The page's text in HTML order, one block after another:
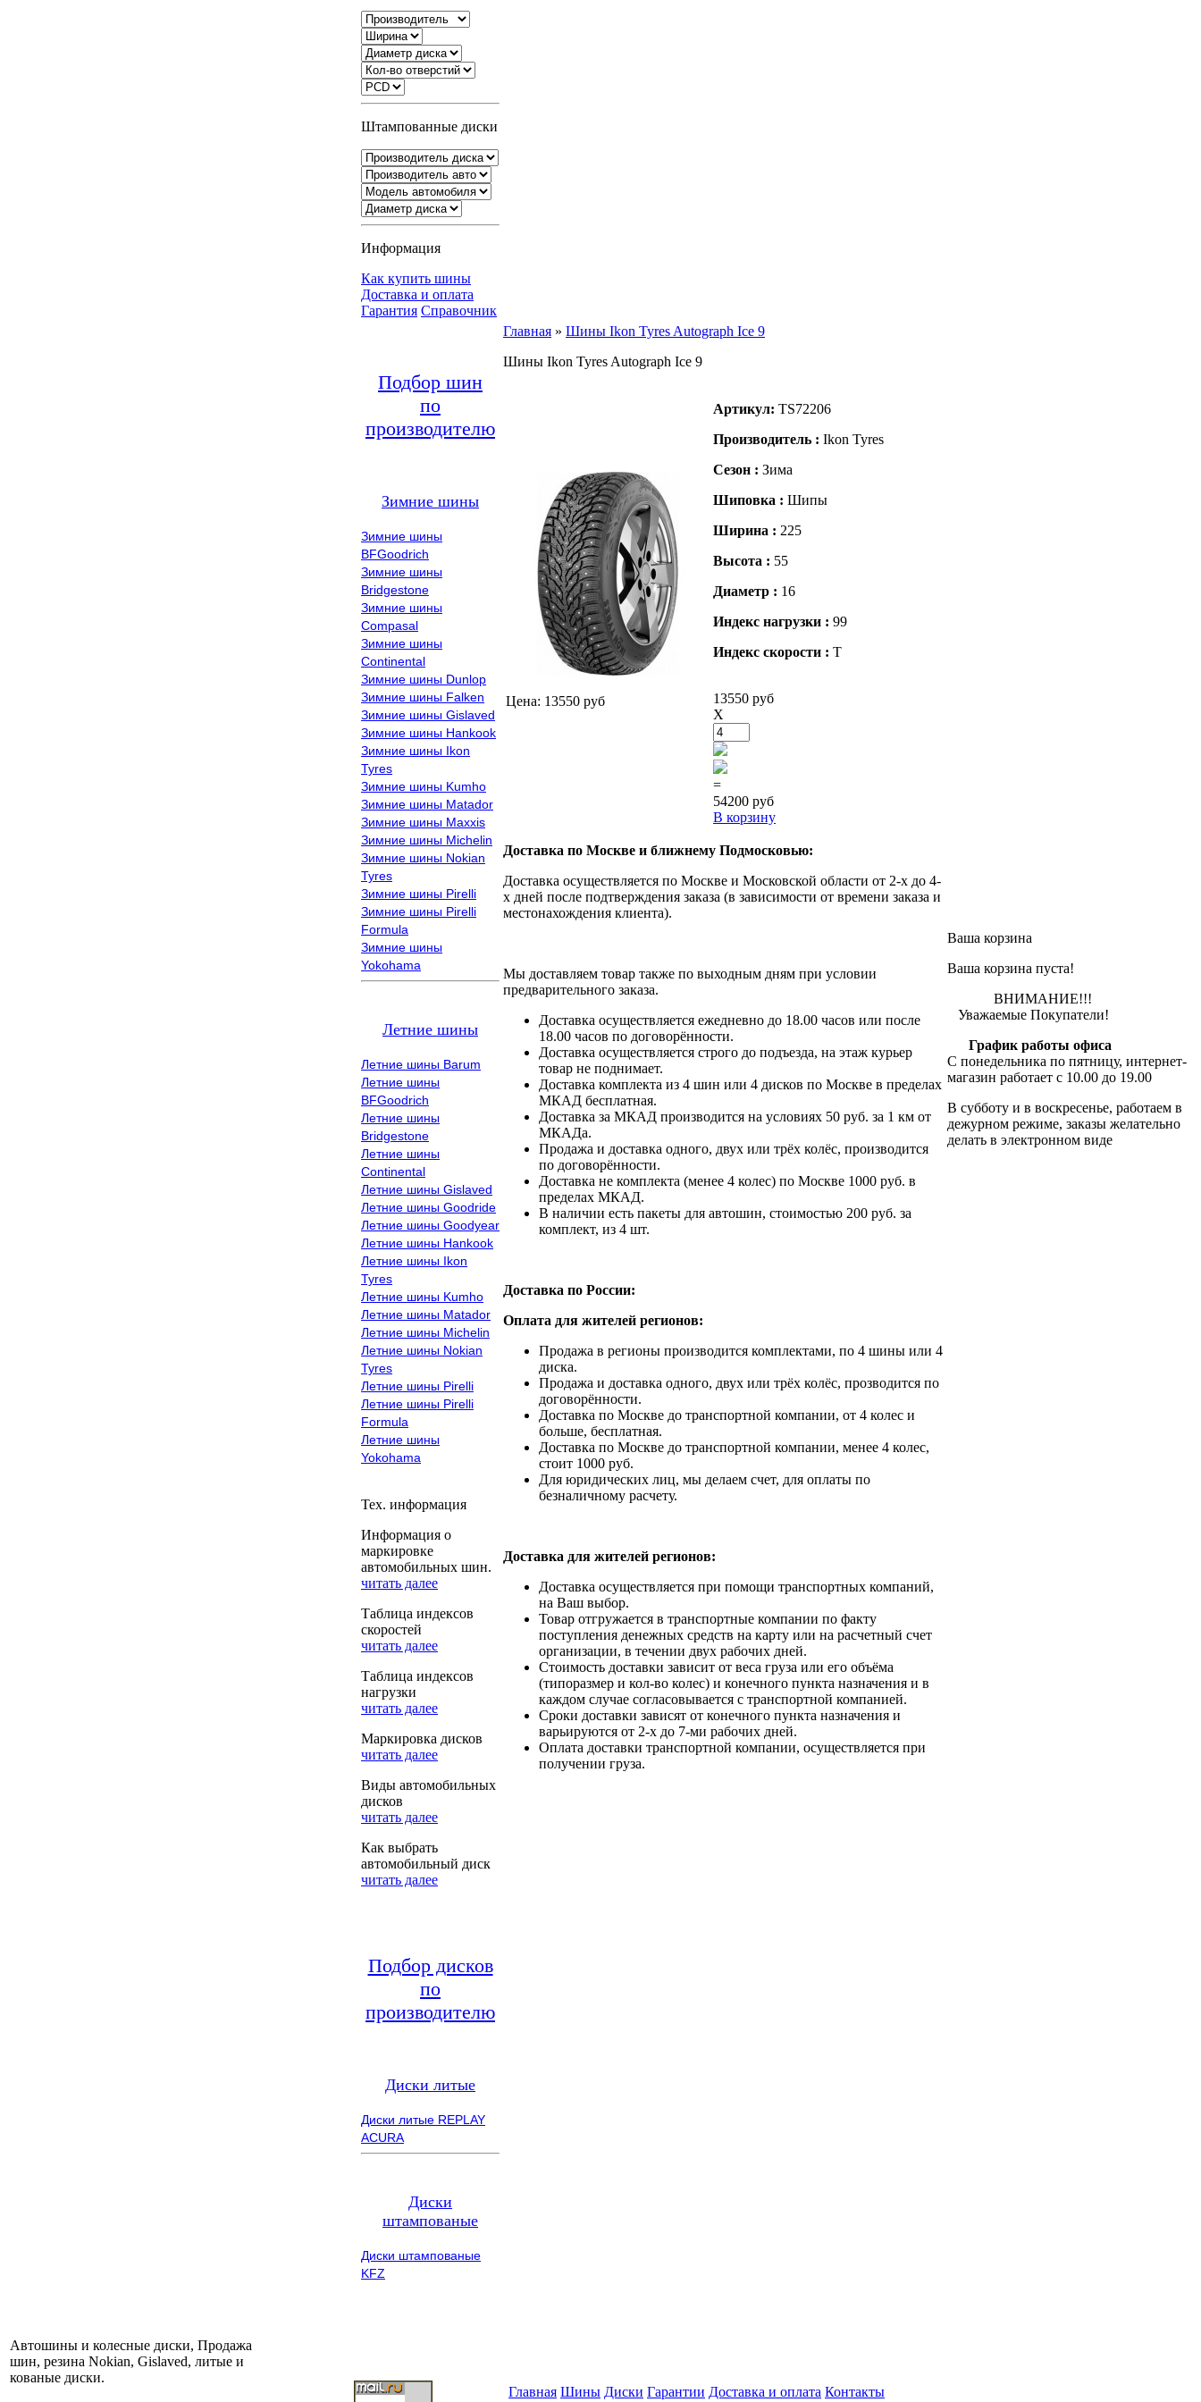
Штампованные диски
Информация
Как купить шины
Доставка и оплата
Гарантия Справочник
Подбор шин
по
производителю
Зимние шины
Зимние шины
BFGoodrich
Зимние шины
Bridgestone
Зимние шины
Compasal
Зимние шины
Continental
Зимние шины Dunlop
Зимние шины Falken
Зимние шины Gislaved
Зимние шины Hankook
Зимние шины Ikon
Tyres
Зимние шины Kumho
Зимние шины Matador
Зимние шины Maxxis
Зимние шины Michelin
Зимние шины Nokian
Tyres
Зимние шины Pirelli
Зимние шины Pirelli
Formula
Зимние шины
Yokohama
Летние шины
Летние шины Barum
Летние шины
BFGoodrich
Летние шины
Bridgestone
Летние шины
Continental
Летние шины Gislaved
Летние шины Goodride
Летние шины Goodyear
Летние шины Hankook
Летние шины Ikon
Tyres
Летние шины Kumho
Летние шины Matador
Летние шины Michelin
Летние шины Nokian
Tyres
Летние шины Pirelli
Летние шины Pirelli
Formula
Летние шины
Yokohama
Тех. информация
Информация о
маркировке
автомобильных шин.
читать далее
Таблица индексов
скоростей
читать далее
Таблица индексов
нагрузки
читать далее
Маркировка дисков
читать далее
Виды автомобильных
дисков
читать далее
Как выбрать
автомобильный диск
читать далее
Подбор дисков
по
производителю
Диски литые
Диски литые REPLAY
ACURA
Диски
штампованые
Диски штампованые
KFZ
Главная » Шины Ikon Tyres Autograph Ice 9
Шины Ikon Tyres Autograph Ice 9
Цена: 13550 руб
Артикул: TS72206
Производитель : Ikon Tyres
Сезон : Зима
Шиповка : Шипы
Ширина : 225
Высота : 55
Диаметр : 16
Индекс нагрузки : 99
Индекс скорости : T
13550 руб
X
=
54200 руб
В корзину
Доставка по Москве и ближнему Подмосковью:
Доставка осуществляется по Москве и Московской области от 2-х до 4-
х дней после подтверждения заказа (в зависимости от времени заказа и
местонахождения клиента).
Мы доставляем товар также по выходным дням при условии
предварительного заказа.
Доставка осуществляется ежедневно до 18.00 часов или после
18.00 часов по договорённости.
Доставка осуществляется строго до подъезда, на этаж курьер
товар не поднимает.
Доставка комплекта из 4 шин или 4 дисков по Москве в пределах
МКАД бесплатная.
Доставка за МКАД производится на условиях 50 руб. за 1 км от
МКАДа.
Продажа и доставка одного, двух или трёх колёс, производится
по договорённости.
Доставка не комплекта (менее 4 колес) по Москве 1000 руб. в
пределах МКАД.
В наличии есть пакеты для автошин, стоимостью 200 руб. за
комплект, из 4 шт.
Доставка по России:
Оплата для жителей регионов:
Продажа в регионы производится комплектами, по 4 шины или 4
диска.
Продажа и доставка одного, двух или трёх колёс, прозводится по
договорённости.
Доставка по Москве до транспортной компании, от 4 колес и
больше, бесплатная.
Доставка по Москве до транспортной компании, менее 4 колес,
стоит 1000 руб.
Для юридических лиц, мы делаем счет, для оплаты по
безналичному расчету.
Доставка для жителей регионов:
Доставка осуществляется при помощи транспортных компаний,
на Ваш выбор.
Товар отгружается в транспортные компании по факту
поступления денежных средств на карту или на расчетный счет
организации, в течении двух рабочих дней.
Стоимость доставки зависит от веса груза или его объёма
(типоразмер и кол-во колес) и конечного пункта назначения и в
каждом случае согласовывается с транспортной компанией.
Сроки доставки зависят от конечного пункта назначения и
варьируются от 2-х до 7-ми рабочих дней.
Оплата доставки транспортной компании, осуществляется при
получении груза.
Ваша корзина
Ваша корзина пуста!
ВНИМАНИЕ!!!
Уважаемые Покупатели!
График работы офиса
С понедельника по пятницу, интернет-
магазин работает с 10.00 до 19.00
В субботу и в воскресенье, работаем в
дежурном режиме, заказы желательно
делать в электронном виде
Автошины и колесные диски, Продажа
шин, резина Nokian, Gislaved, литые и
кованые диски.
Главная Шины Диски Гарантии Доставка и оплата Контакты